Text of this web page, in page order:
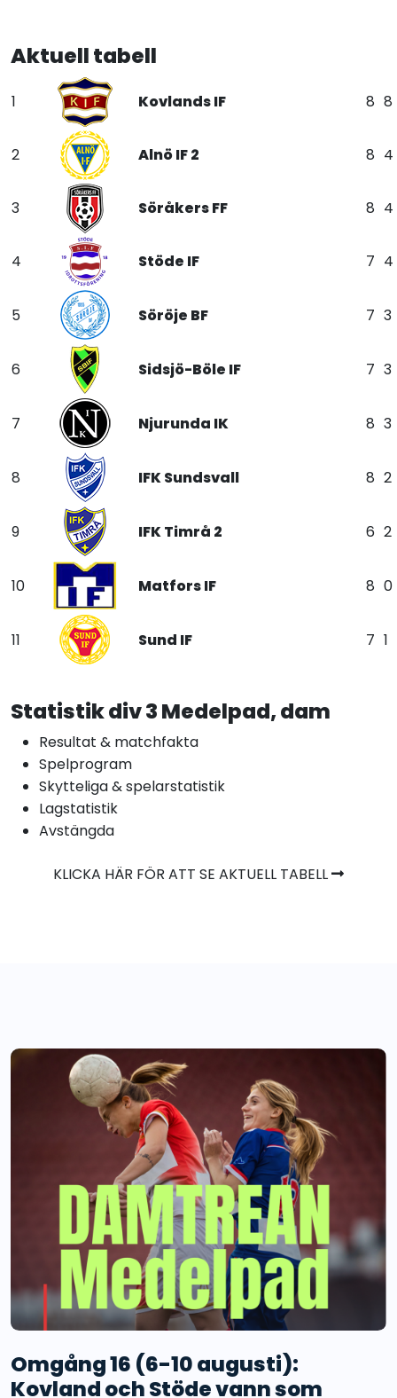
Aktuell tabell
1 Kovlands IF 8 8
2 Alnö IF 2 8 4
3 Söråkers FF 8 4
4 Stöde IF 7 4
5 Söröje BF 7 3
6 Sidsjö-Böle IF 7 3
7 Njurunda IK 8 3
8 IFK Sundsvall 8 2
9 IFK Timrå 2 6 2
10 Matfors IF 8 0
11 Sund IF 7 1
Statistik div 3 Medelpad, dam
Resultat & matchfakta
Spelprogram
Skytteliga & spelarstatistik
Lagstatistik
Avstängda
KLICKA HÄR FÖR ATT SE AKTUELL TABELL
Omgång 16 (6-10 augusti):
Kovland och Stöde vann som